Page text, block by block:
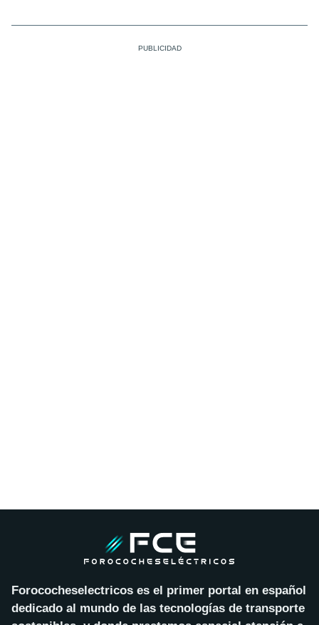
Forococheselectricos es el primer portal en español
dedicado al mundo de las tecnologías de transporte